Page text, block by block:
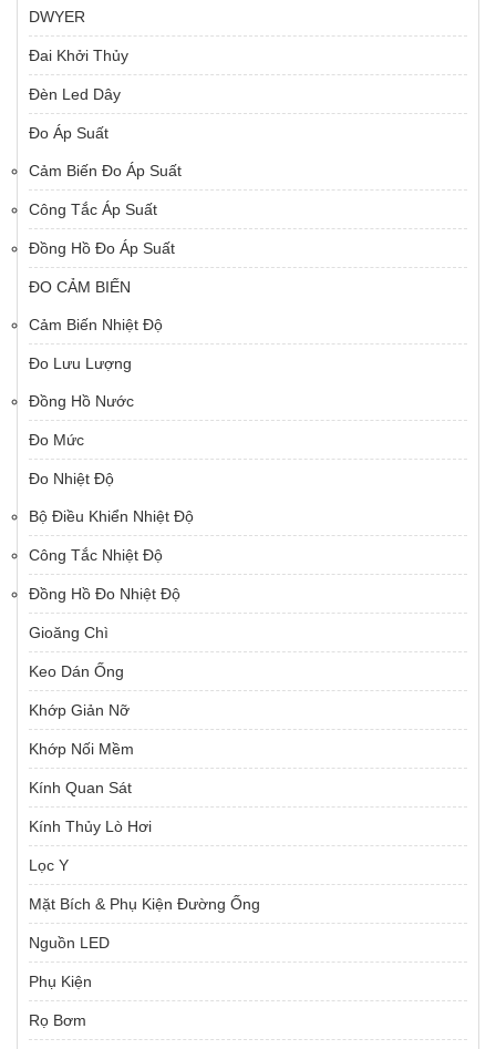
DWYER
Đai Khởi Thủy
Đèn Led Dây
Đo Áp Suất
Cảm Biến Đo Áp Suất
Công Tắc Áp Suất
Đồng Hồ Đo Áp Suất
ĐO CẢM BIẾN
Cảm Biến Nhiệt Độ
Đo Lưu Lượng
Đồng Hồ Nước
Đo Mức
Đo Nhiệt Độ
Bộ Điều Khiển Nhiệt Độ
Công Tắc Nhiệt Độ
Đồng Hồ Đo Nhiệt Độ
Gioăng Chì
Keo Dán Ống
Khớp Giản Nỡ
Khớp Nối Mềm
Kính Quan Sát
Kính Thủy Lò Hơi
Lọc Y
Mặt Bích & Phụ Kiện Đường Ống
Nguồn LED
Phụ Kiện
Rọ Bơm